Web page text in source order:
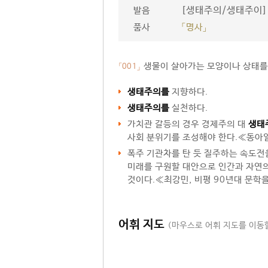
발음 [생태주의/생태주이]
품사 「명사」
「001」 생물이 살아가는 모양이나 상태
생태주의를 지향하다.
생태주의를 실천하다.
가치관 갈등의 경우 경제주의 대 생태
사회 분위기를 조성해야 한다.≪동
폭주 기관차를 탄 듯 질주하는 속도
미래를 구원할 대안으로 인간과 자
것이다.≪최강민, 비평 90년대 문
어휘 지도 (마우스로 어휘 지도를 이